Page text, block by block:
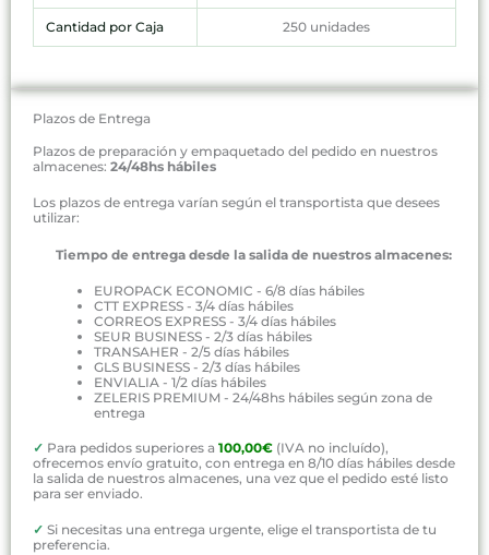
Cantidad por Caja 250 unidades
Plazos de Entrega
Plazos de preparación y empaquetado del pedido en nuestros
almacenes: 24/48hs hábiles
Los plazos de entrega varían según el transportista que desees
utilizar:
Tiempo de entrega desde la salida de nuestros almacenes:
EUROPACK ECONOMIC - 6/8 días hábiles
CTT EXPRESS - 3/4 días hábiles
CORREOS EXPRESS - 3/4 días hábiles
SEUR BUSINESS - 2/3 días hábiles
TRANSAHER - 2/5 días hábiles
GLS BUSINESS - 2/3 días hábiles
ENVIALIA - 1/2 días hábiles
ZELERIS PREMIUM - 24/48hs hábiles según zona de
entrega
✓ Para pedidos superiores a 100,00€ (IVA no incluído),
ofrecemos envío gratuito, con entrega en 8/10 días hábiles desde
la salida de nuestros almacenes, una vez que el pedido esté listo
para ser enviado.
✓ Si necesitas una entrega urgente, elige el transportista de tu
preferencia.